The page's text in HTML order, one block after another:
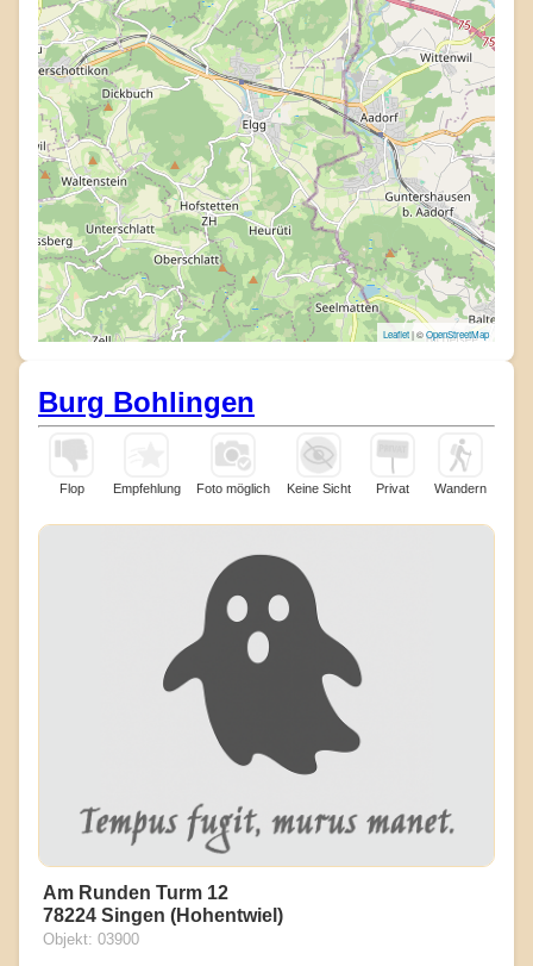
Leaflet| ©OpenStreetMap
Burg Bohlingen
Flop Empfehlung Foto möglich Keine Sicht Privat Wandern
Am Runden Turm 12
78224 Singen (Hohentwiel)
Objekt: 03900